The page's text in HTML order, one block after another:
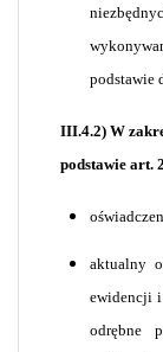
podstawie
III.4.2) W
podstawie art.
aktualny
ewidencji i
odrębne